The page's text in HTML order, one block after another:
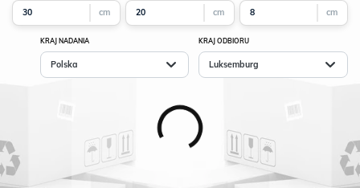
cm cm cm
KRAJ NADANIA
Polska
KRAJ ODBIORU
Luksemburg